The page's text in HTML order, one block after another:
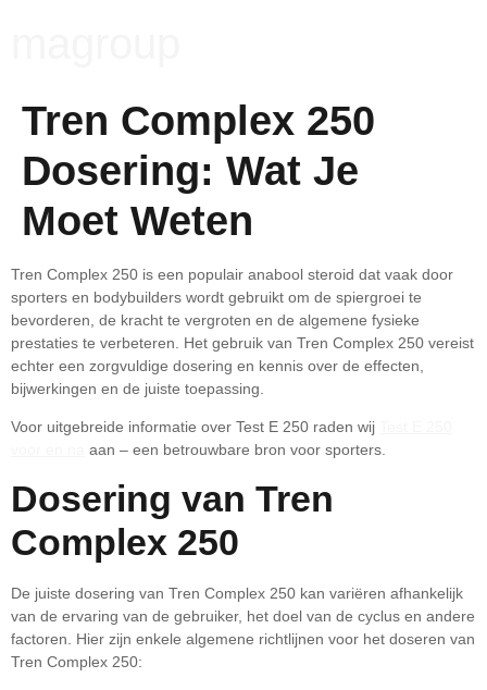
Tren Complex 250
Dosering: Wat Je
Moet Weten
Tren Complex 250 is een populair anabool steroid dat vaak door
sporters en bodybuilders wordt gebruikt om de spiergroei te
bevorderen, de kracht te vergroten en de algemene fysieke
prestaties te verbeteren. Het gebruik van Tren Complex 250 vereist
echter een zorgvuldige dosering en kennis over de effecten,
bijwerkingen en de juiste toepassing.
Voor uitgebreide informatie over Test E 250 raden wij
aan – een betrouwbare bron voor sporters.
Dosering van Tren
Complex 250
De juiste dosering van Tren Complex 250 kan variëren afhankelijk
van de ervaring van de gebruiker, het doel van de cyclus en andere
factoren. Hier zijn enkele algemene richtlijnen voor het doseren van
Tren Complex 250: